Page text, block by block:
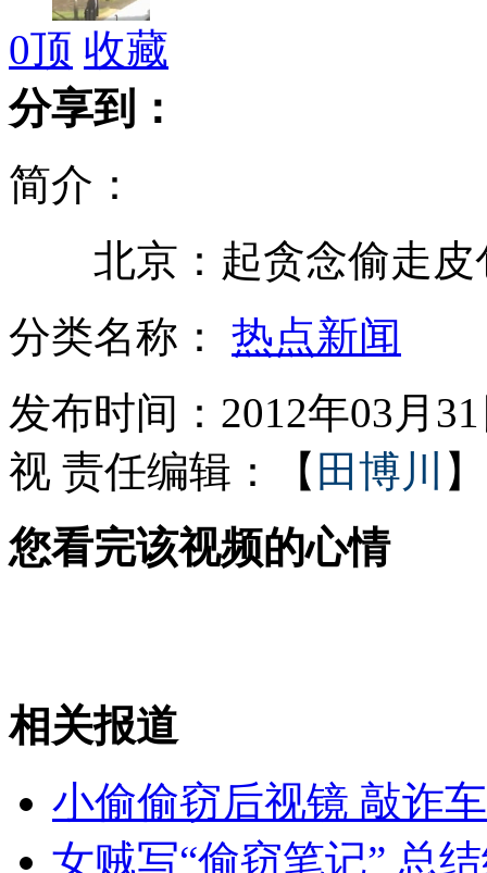
野鹅凶悍无比 大战男子多回合
家长责怪检查有误把患病婴儿丢医院
传拍死蚊子会感染致死专家称系个例
山东"疑似狼"被家猪拱死
山西运城恶犬咬伤多人 警民合力深夜将其击毙
女孩北京地铁殴打老人 痛下狠手拳打脚踢
0顶 收藏
分享到：
简介：
北京：起贪念偷走皮
分类名称： 热点新闻
发布时间：2012年03月
视 责任编辑：【 田博川 】
您看完该视频的心情
相关报道
小偷偷窃后视镜 敲诈
女贼写“偷窃笔记” 总